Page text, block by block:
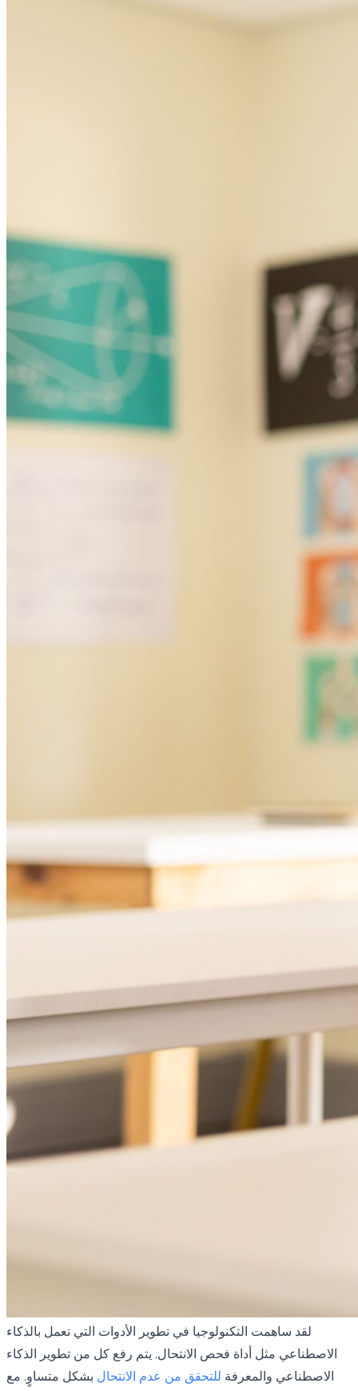
لقد ساهمت التكنولوجيا في تطوير الأدوات التي تعمل بالذكاء
الاصطناعي مثل أداة فحص الانتحال. يتم رفع كل من تطوير الذكاء
الاصطناعي والمعرفة للتحقق من عدم الانتحال بشكل متساوٍ. مع